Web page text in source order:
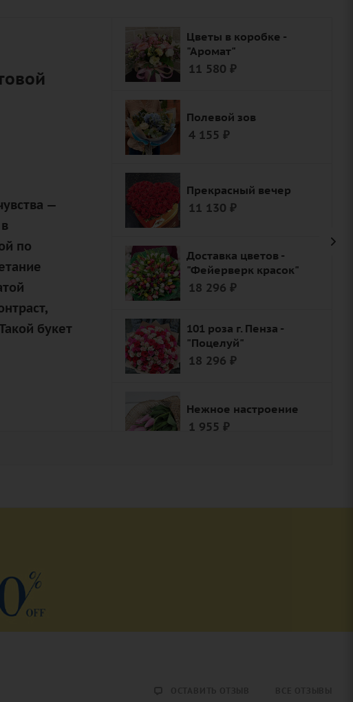
—
по
букет
Цветы в коробке -
"Аромат"
11 580 ₽
Полевой зов
4 155 ₽
Прекрасный вечер
11 130 ₽
Доставка цветов -
"Фейерверк красок"
18 296 ₽
101 роза г. Пенза -
"Поцелуй"
18 296 ₽
Нежное настроение
1 955 ₽